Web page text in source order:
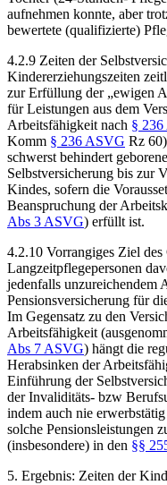
aufnehmen konnte, aber
bewertete (qualifizierte)
4.2.9 Zeiten der
Kindererziehungszeiten
zur Erfüllung der „ewigen
für Leistungen aus dem
Arbeitsfähigkeit nach §
Komm § 236 ASVG Rz
schwerst behindert
Selbstversicherung bis zur
Kindes, sofern die
Beanspruchung der
Abs 3 ASVG) erfüllt ist.
4.2.10 Vorrangiges Ziel des
Langzeitpflegepersonen
jedenfalls unzureichendem
Pensionsversicherung für
Im Gegensatz zu den
Arbeitsfähigkeit
Abs 7 ASVG) hängt die
Herabsinken der
Einführung der
der Invaliditäts- bzw
indem auch nie
solche Pensionsleistungen
(insbesondere) in den §§
5. Ergebnis: Zeiten der